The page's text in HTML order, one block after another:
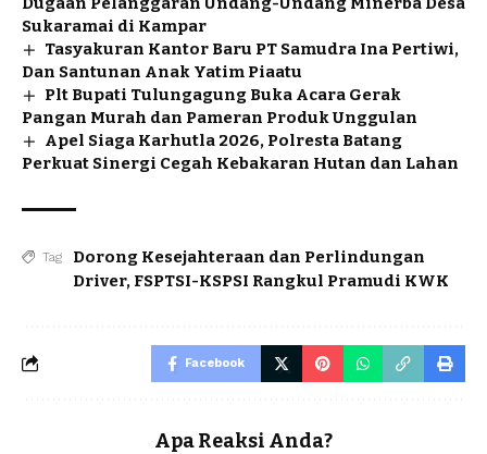
Sukaramai di Kampar
Tasyakuran Kantor Baru PT Samudra Ina Pertiwi,
Dan Santunan Anak Yatim Piaatu
Plt Bupati Tulungagung Buka Acara Gerak
Pangan Murah dan Pameran Produk Unggulan
Apel Siaga Karhutla 2026, Polresta Batang
Perkuat Sinergi Cegah Kebakaran Hutan dan Lahan
Tag
Dorong Kesejahteraan dan Perlindungan
Driver, FSPTSI-KSPSI Rangkul Pramudi KWK
Facebook
Apa Reaksi Anda?